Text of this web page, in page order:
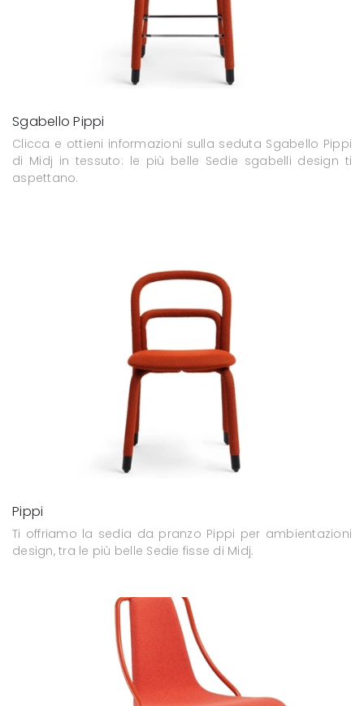
Sgabello Pippi
Clicca e ottieni informazioni sulla seduta Sgabello Pippi
di Midj in tessuto: le più belle Sedie sgabelli design ti
aspettano.
Pippi
Ti offriamo la sedia da pranzo Pippi per ambientazioni
design, tra le più belle Sedie fisse di Midj.